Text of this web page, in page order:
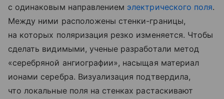
с одинаковым направлением электрического поля.
Между ними расположены стенки-границы,
на которых поляризация резко изменяется. Чтобы
сделать видимыми, ученые разработали метод
«серебряной ангиографии», насыщая материал
ионами серебра. Визуализация подтвердила,
что локальные поля на стенках растаскивают